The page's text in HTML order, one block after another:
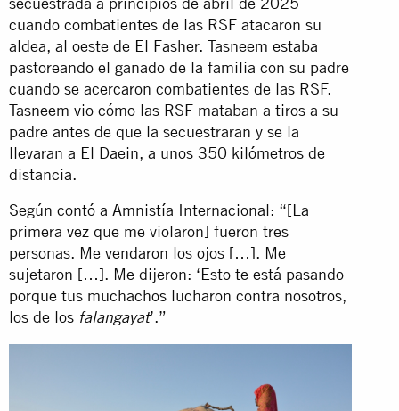
cuando combatientes de las RSF atacaron su
aldea, al oeste de El Fasher. Tasneem estaba
pastoreando el ganado de la familia con su padre
cuando se acercaron combatientes de las RSF.
Tasneem vio cómo las RSF mataban a tiros a su
padre antes de que la secuestraran y se la
llevaran a El Daein, a unos 350 kilómetros de
distancia.
Según contó a Amnistía Internacional: “[La
primera vez que me violaron] fueron tres
personas. Me vendaron los ojos […]. Me
sujetaron […]. Me dijeron: ‘Esto te está pasando
porque tus muchachos lucharon contra nosotros,
los de los falangayat’.”